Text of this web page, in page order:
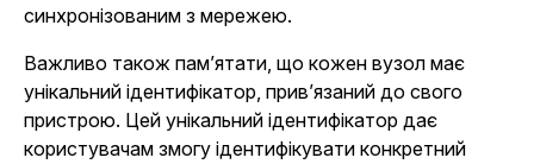
синхронізованим з мережею.
Важливо також пам’ятати, що кожен вузол має
унікальний ідентифікатор, прив’язаний до свого
пристрою. Цей унікальний ідентифікатор дає
користувачам змогу ідентифікувати конкретний